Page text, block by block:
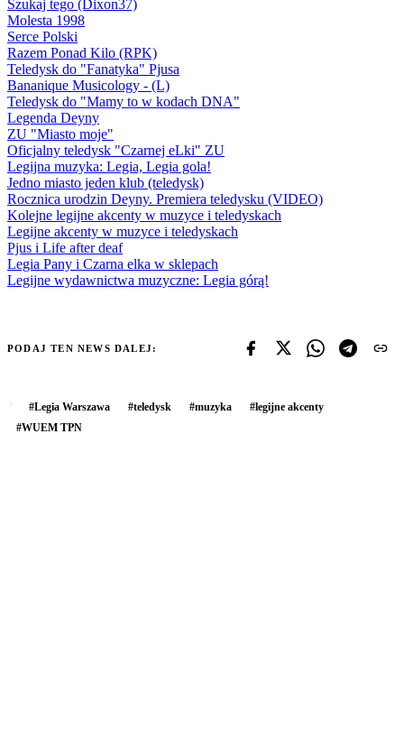
Szukaj tego (Dixon37)
Molesta 1998
Serce Polski
Razem Ponad Kilo (RPK)
Teledysk do "Fanatyka" Pjusa
Bananique Musicology - (L)
Teledysk do "Mamy to w kodach DNA"
Legenda Deyny
ZU "Miasto moje"
Oficjalny teledysk "Czarnej eLki" ZU
Legijna muzyka: Legia, Legia gola!
Jedno miasto jeden klub (teledysk)
Rocznica urodzin Deyny. Premiera teledysku (VIDEO)
Kolejne legijne akcenty w muzyce i teledyskach
Legijne akcenty w muzyce i teledyskach
Pjus i Life after deaf
Legia Pany i Czarna elka w sklepach
Legijne wydawnictwa muzyczne: Legia górą!
PODAJ TEN NEWS DALEJ:
#Legia Warszawa #teledysk #muzyka #legijne akcenty
#WUEM TPN